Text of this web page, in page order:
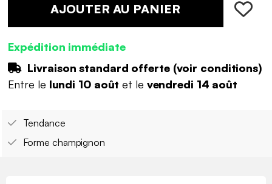
AJOUTER AU PANIER
Expédition immédiate
Livraison standard offerte (voir conditions)
Entre le lundi 10 août et le vendredi 14 août
Tendance
Forme champignon